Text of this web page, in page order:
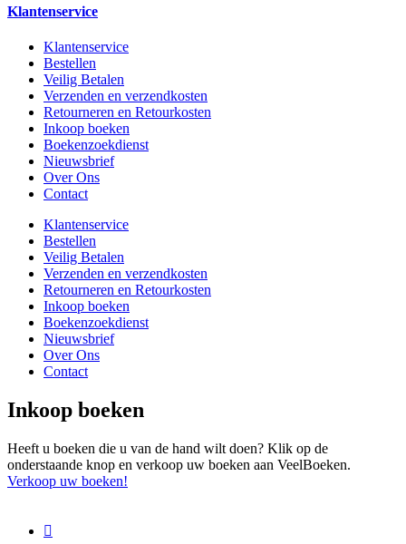
Klantenservice
Klantenservice
Bestellen
Veilig Betalen
Verzenden en verzendkosten
Retourneren en Retourkosten
Inkoop boeken
Boekenzoekdienst
Nieuwsbrief
Over Ons
Contact
Klantenservice
Bestellen
Veilig Betalen
Verzenden en verzendkosten
Retourneren en Retourkosten
Inkoop boeken
Boekenzoekdienst
Nieuwsbrief
Over Ons
Contact
Inkoop boeken
Heeft u boeken die u van de hand wilt doen? Klik op de
onderstaande knop en verkoop uw boeken aan VeelBoeken.
Verkoop uw boeken!